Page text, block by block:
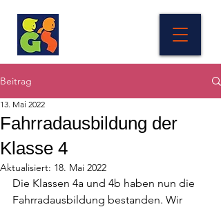
Beitrag
Fahrradausbildung der
Klasse 4
13. Mai 2022
Aktualisiert: 18. Mai 2022
Die Klassen 4a und 4b haben nun die
Fahrradausbildung bestanden. Wir